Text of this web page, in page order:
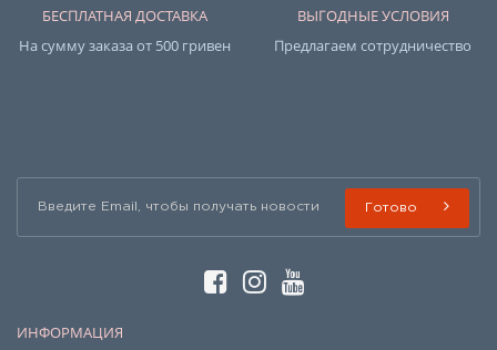
БЕСПЛАТНАЯ ДОСТАВКА
На сумму заказа от 500 гривен
ВЫГОДНЫЕ УСЛОВИЯ
Предлагаем сотрудничество
Готово
ИНФОРМАЦИЯ